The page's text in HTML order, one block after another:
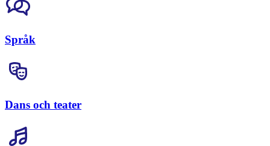
Språk
Dans och teater